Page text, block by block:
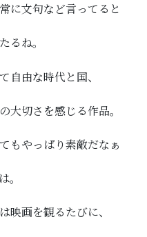
に文句など言ってると
るね。
自由な時代と国、
大切さを感じる作品。
もやっぱり素敵だなぁ
。
映画を観るたびに、